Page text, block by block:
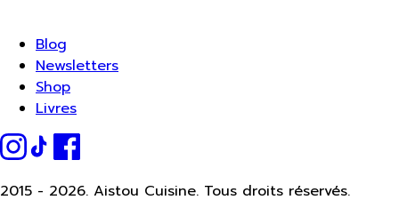
Blog
Newsletters
Shop
Livres
2015 - 2026. Aistou Cuisine. Tous droits réservés.